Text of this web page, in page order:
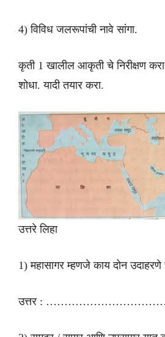
4) विविध जलरूपांची नावे सांगा.
कृती 1 खालील आकृती चे निरीक्षण
शोधा. यादी तयार करा.
उत्तरे लिहा
1) महासागर म्हणजे काय दोन उदाहरणे
उत्तर :